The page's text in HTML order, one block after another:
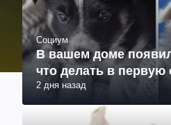
Социум
В вашем доме
что делать в первую
2 дня назад